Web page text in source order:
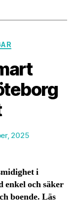
2025
i
enkel och säker
boende. Läs